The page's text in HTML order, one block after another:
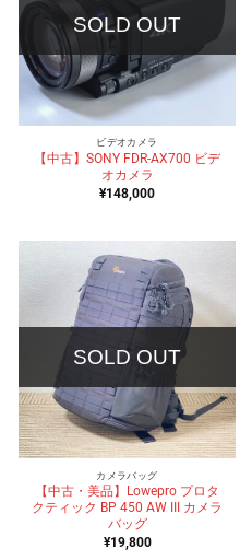
SOLD OUT
ビデオカメラ
【中古】SONY FDR-AX700 ビデ
オカメラ
¥148,000
SOLD OUT
カメラバッグ
【中古・美品】Lowepro プロタ
クティック BP 450 AW III カメラ
バッグ
¥19,800